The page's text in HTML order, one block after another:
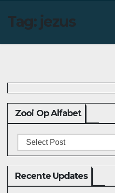
Tag: jezus
Zooi Op Alfabet
Recente Updates